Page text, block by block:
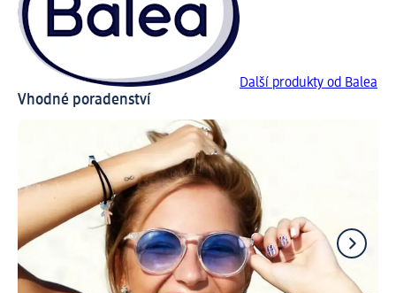
Další produkty od Balea
Vhodné poradenství